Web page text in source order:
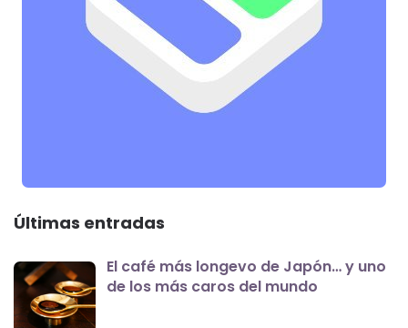
Últimas entradas
El café más longevo de Japón… y uno
de los más caros del mundo